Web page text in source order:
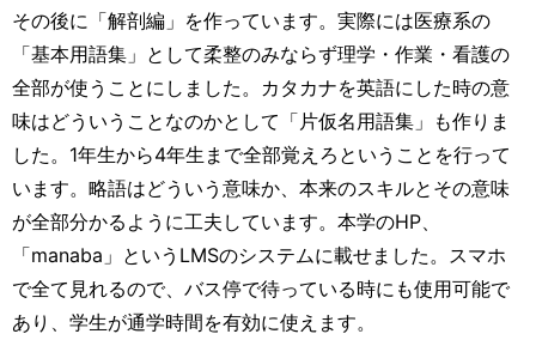
その後に「解剖編」を作っています。実際には医療系の
「基本用語集」として柔整のみならず理学・作業・看護の
全部が使うことにしました。カタカナを英語にした時の意
味はどういうことなのかとして「片仮名用語集」も作りま
した。1年生から4年生まで全部覚えろということを行って
います。略語はどういう意味か、本来のスキルとその意味
が全部分かるように工夫しています。本学のHP、
「manaba」というLMSのシステムに載せました。スマホ
で全て見れるので、バス停で待っている時にも使用可能で
あり、学生が通学時間を有効に使えます。